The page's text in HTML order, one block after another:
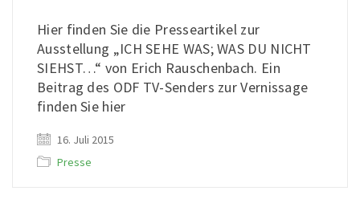
Hier finden Sie die Presseartikel zur
Ausstellung „ICH SEHE WAS; WAS DU NICHT
SIEHST…“ von Erich Rauschenbach. Ein
Beitrag des ODF TV-Senders zur Vernissage
finden Sie hier
16. Juli 2015
Presse